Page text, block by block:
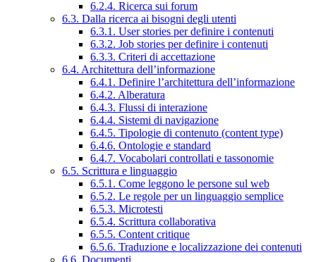
6.2.4. Ricerca sui forum
6.3. Dalla ricerca ai bisogni degli utenti
6.3.1. User stories per definire i contenuti
6.3.2. Job stories per definire i contenuti
6.3.3. Criteri di accettazione
6.4. Architettura dell’informazione
6.4.1. Definire l’architettura dell’informazione
6.4.2. Alberatura
6.4.3. Flussi di interazione
6.4.4. Sistemi di navigazione
6.4.5. Tipologie di contenuto (content type)
6.4.6. Ontologie e standard
6.4.7. Vocabolari controllati e tassonomie
6.5. Scrittura e linguaggio
6.5.1. Come leggono le persone sul web
6.5.2. Le regole per un linguaggio semplice
6.5.3. Microtesti
6.5.4. Scrittura collaborativa
6.5.5. Content critique
6.5.6. Traduzione e localizzazione dei contenuti
6.6. Documenti